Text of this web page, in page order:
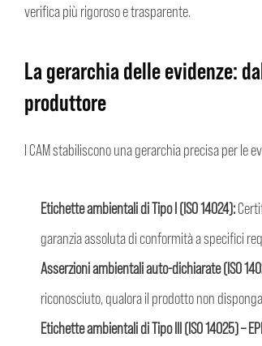
verifica più rigoroso e trasparente.
La gerarchia delle evidenze:
produttore
I CAM stabiliscono una gerarchia precisa per le
Etichette ambientali di Tipo I (ISO 14024):
garanzia assoluta di conformità a specifici
Asserzioni ambientali auto-dichiarate (ISO
riconosciuto, qualora il prodotto non
Etichette ambientali di Tipo III (ISO 14025) –